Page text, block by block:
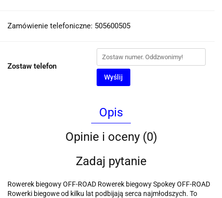
Zamówienie telefoniczne: 505600505
Zostaw telefon
Wyślij
Opis
Opinie i oceny (0)
Zadaj pytanie
Rowerek biegowy OFF-ROAD Rowerek biegowy Spokey OFF-ROAD
Rowerki biegowe od kilku lat podbijają serca najmłodszych. To